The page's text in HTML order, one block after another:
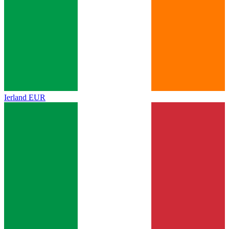
Ierland EUR